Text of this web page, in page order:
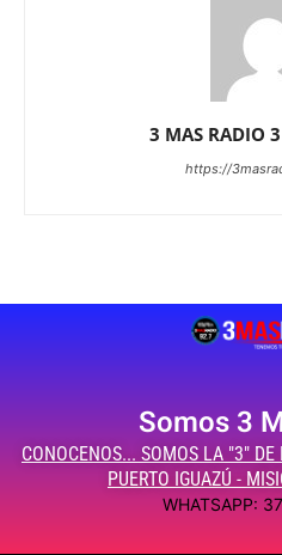
3 MAS RADIO
https://
Somos 3
CONOCENOS... SOMOS LA "3" DE
PUERTO IGUAZÚ -
WHATSAPP: